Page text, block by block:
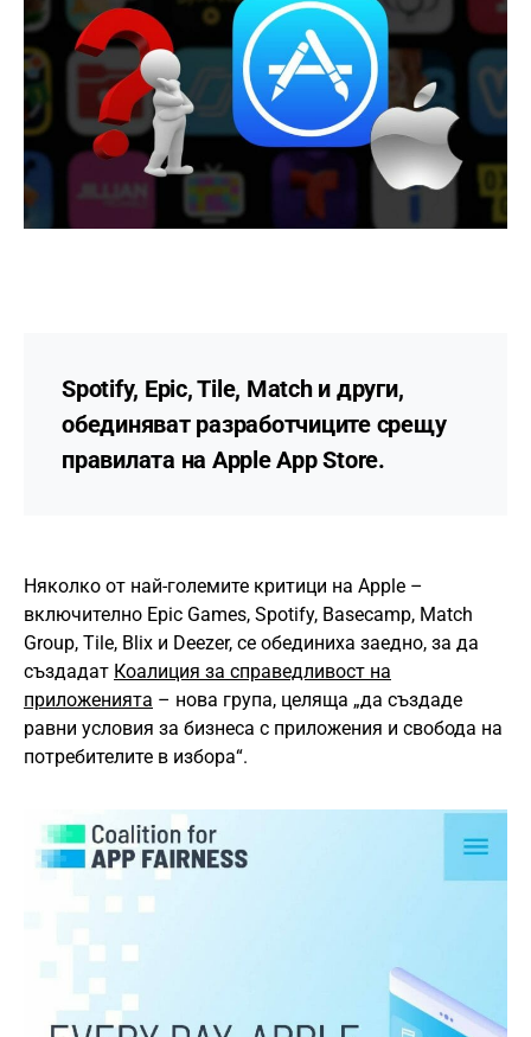
Spotify, Epic, Tile, Match и други,
обединяват разработчиците срещу
правилата на Apple App Store.
Няколко от най-големите критици на Apple –
включително Epic Games, Spotify, Basecamp, Match
Group, Tile, Blix и Deezer, се обединиха заедно, за да
създадат Коалиция за справедливост на
приложенията – нова група, целяща „да създаде
равни условия за бизнесa с приложения и свобода на
потребителите в избора“.